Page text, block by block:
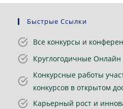
Быстрые Ссылки
Все конкурсы и
Круглогодичные Онлайн
Конкурсные работы
конкурсов в открытом
Карьерный рост и